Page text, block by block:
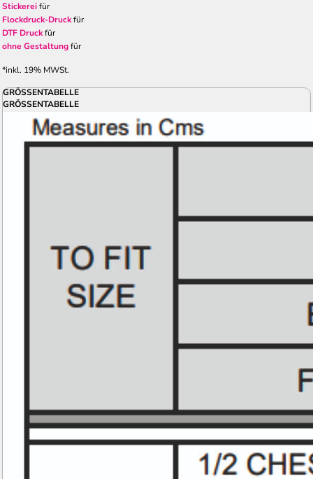
Stickereifür
Flockdruck-Druckfür
DTF Druckfür
ohne Gestaltungfür
*inkl. 19% MWSt.
GRÖSSENTABELLE
GRÖSSENTABELLE